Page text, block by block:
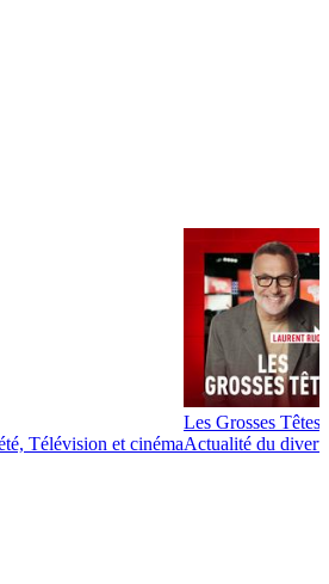
Télévision et cinéma
Les Grosses Têtes
Actualité du